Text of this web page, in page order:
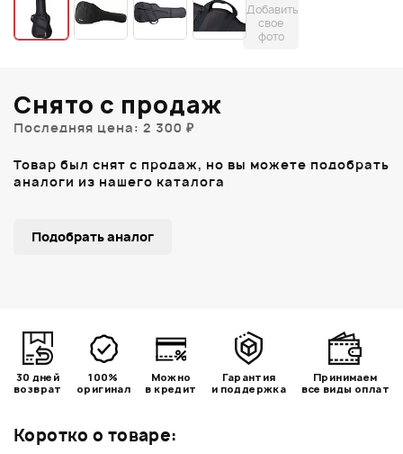
Добавить
свое
фото
Коротко о товаре:
Снято с продаж
Последняя цена: 2 300 ₽
Товар был снят с продаж, но вы можете подобрать
аналоги из нашего каталога
Подобрать аналог
30 дней
возврат
100%
оригинал
Можно
в кредит
Гарантия
и поддержка
Принимаем
все виды оплат